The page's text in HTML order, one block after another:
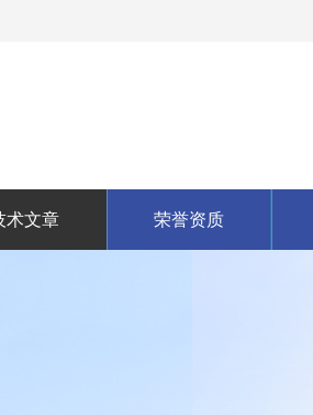
术文章 荣誉资质